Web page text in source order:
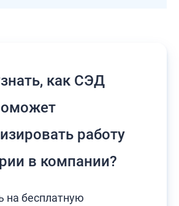
как СЭД
работу
в компании?
на бесплатную